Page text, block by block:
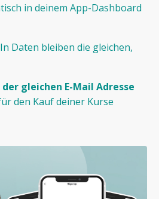
in deinem App-Dashboard
Daten bleiben die gleichen,
der gleichen E-Mail Adresse
den Kauf deiner Kurse